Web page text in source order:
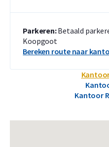
Parkeren:Betaald
Koopgoot
Bereken route naar
Kantoor